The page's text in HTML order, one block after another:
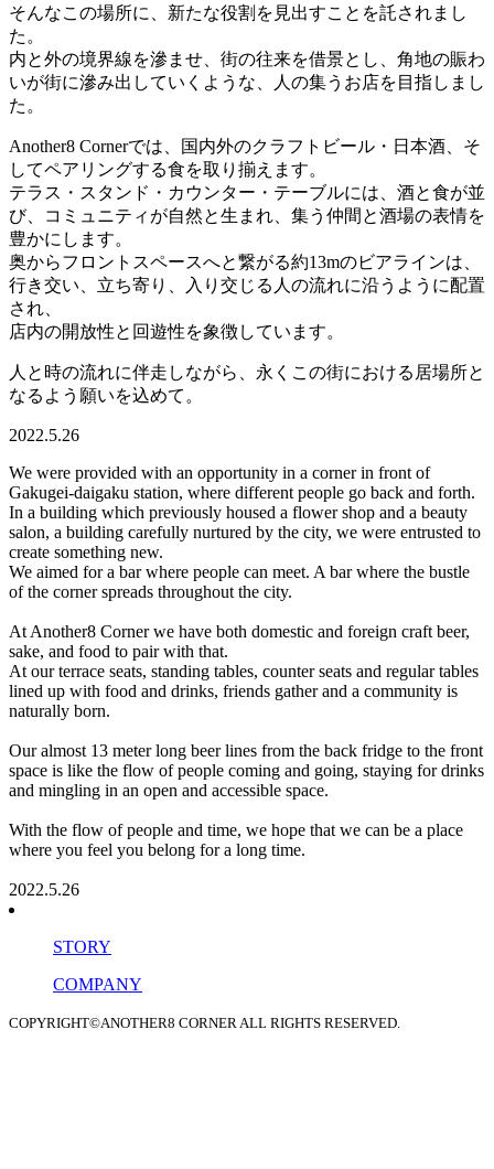
そんなこの場所に、新たな役割を見出すことを託されまし
た。
内と外の境界線を滲ませ、街の往来を借景とし、角地の賑わ
いが街に滲み出していくような、人の集うお店を目指しまし
た。
Another8 Cornerでは、国内外のクラフトビール・日本酒、そ
してペアリングする食を取り揃えます。
テラス・スタンド・カウンター・テーブルには、酒と食が並
び、コミュニティが自然と生まれ、集う仲間と酒場の表情を
豊かにします。
奥からフロントスペースへと繋がる約13mのビアラインは、
行き交い、立ち寄り、入り交じる人の流れに沿うように配置
され、
店内の開放性と回遊性を象徴しています。
人と時の流れに伴走しながら、永くこの街における居場所と
なるよう願いを込めて。
2022.5.26
We were provided with an opportunity in a corner in front of
Gakugei-daigaku station, where different people go back and forth.
In a building which previously housed a flower shop and a beauty
salon, a building carefully nurtured by the city, we were entrusted to
create something new.
We aimed for a bar where people can meet. A bar where the bustle
of the corner spreads throughout the city.
At Another8 Cornerwe have both domestic and foreign craft beer,
sake, and food to pair with that.
At our terrace seats, standing tables, counter seats and regular tables
lined up with food and drinks, friends gather and a community is
naturally born.
Our almost 13 meter long beer lines from the back fridge to the front
space is like the flow of people coming and going, staying for drinks
and mingling in an open and accessible space.
With the flow of people and time, we hope that we can be a place
where you feel you belong for a long time.
2022.5.26
STORY
COMPANY
COPYRIGHT©ANOTHER8 CORNER ALL RIGHTS RESERVED.